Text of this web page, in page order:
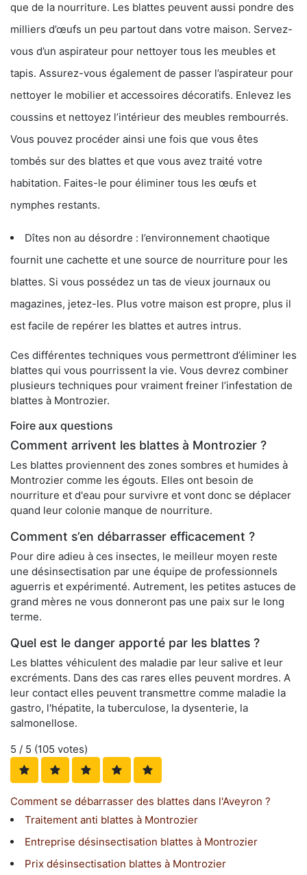
que de la nourriture. Les blattes peuvent aussi pondre des
milliers d’œufs un peu partout dans votre maison. Servez-
vous d’un aspirateur pour nettoyer tous les meubles et
tapis. Assurez-vous également de passer l’aspirateur pour
nettoyer le mobilier et accessoires décoratifs. Enlevez les
coussins et nettoyez l’intérieur des meubles rembourrés.
Vous pouvez procéder ainsi une fois que vous êtes
tombés sur des blattes et que vous avez traité votre
habitation. Faites-le pour éliminer tous les œufs et
nymphes restants.
Dîtes non au désordre : l’environnement chaotique
fournit une cachette et une source de nourriture pour les
blattes. Si vous possédez un tas de vieux journaux ou
magazines, jetez-les. Plus votre maison est propre, plus il
est facile de repérer les blattes et autres intrus.
Ces différentes techniques vous permettront d’éliminer les
blattes qui vous pourrissent la vie. Vous devrez combiner
plusieurs techniques pour vraiment freiner l’infestation de
blattes à Montrozier.
Foire aux questions
Comment arrivent les blattes à Montrozier ?
Les blattes proviennent des zones sombres et humides à
Montrozier comme les égouts. Elles ont besoin de
nourriture et d'eau pour survivre et vont donc se déplacer
quand leur colonie manque de nourriture.
Comment s’en débarrasser efficacement ?
Pour dire adieu à ces insectes, le meilleur moyen reste
une désinsectisation par une équipe de professionnels
aguerris et expérimenté. Autrement, les petites astuces de
grand mères ne vous donneront pas une paix sur le long
terme.
Quel est le danger apporté par les blattes ?
Les blattes véhiculent des maladie par leur salive et leur
excréments. Dans des cas rares elles peuvent mordres. A
leur contact elles peuvent transmettre comme maladie la
gastro, l'hépatite, la tuberculose, la dysenterie, la
salmonellose.
5 / 5 (105 votes)
Comment se débarrasser des blattes dans l'Aveyron ?
Traitement anti blattes à Montrozier
Entreprise désinsectisation blattes à Montrozier
Prix désinsectisation blattes à Montrozier